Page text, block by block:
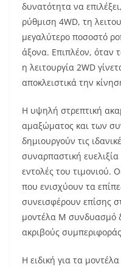
δυνατότητα να
ρύθμιση 4WD, τη
μεγαλύτερο ποσοστό
άξονα. Επιπλέον, όταν
η λειτουργία 2WD
αποκλειστικά την
Η υψηλή στρεπτική
αμαξώματος και των
δημιουργούν τις
συναρπαστική
εντολές του τιμονιού.
που ενισχύουν τα
συνεισφέρουν επίσης
μοντέλα Μ συνδυασμό
ακριβούς
Η ειδική για τα